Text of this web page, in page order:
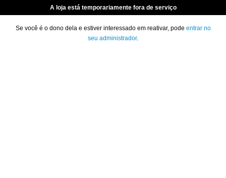
A loja está temporariamente fora de serviço
Se você é o dono dela e estiver interessado em reativar, pode entrar no
seu administrador.